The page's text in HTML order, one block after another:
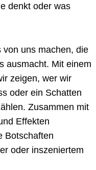
denkt oder was
von uns machen, die
ausmacht. Mit einem
zeigen, wer wir
oder ein Schatten
Zusammen mit
Effekten
Botschaften
oder inszeniertem